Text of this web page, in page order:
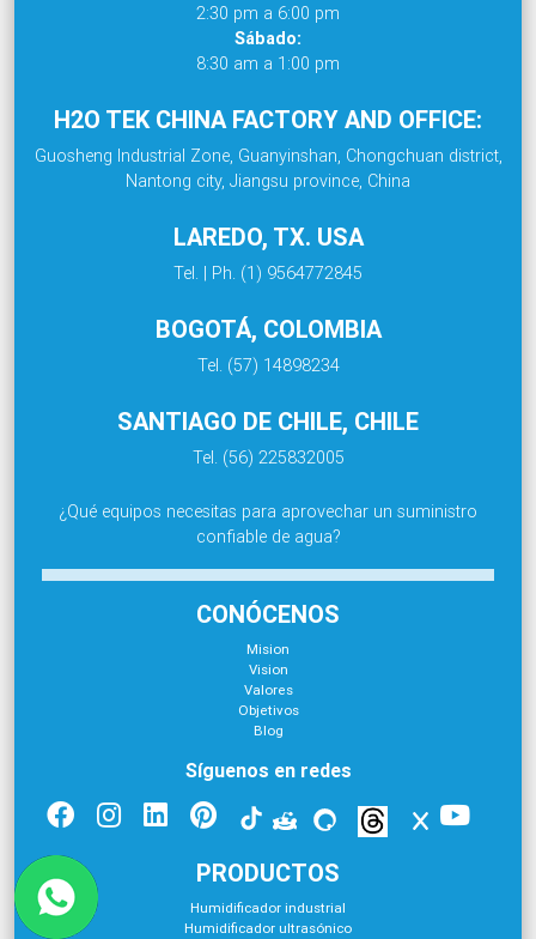
2:30 pm a 6:00 pm
Sábado:
8:30 am a 1:00 pm
H2O TEK CHINA FACTORY AND OFFICE:
Guosheng Industrial Zone, Guanyinshan, Chongchuan district,
Nantong city, Jiangsu province, China
LAREDO, TX. USA
Tel. | Ph. (1) 9564772845
BOGOTÁ, COLOMBIA
Tel. (57) 14898234
SANTIAGO DE CHILE, CHILE
Tel. (56) 225832005
¿Qué equipos necesitas para aprovechar un suministro
confiable de agua?
CONÓCENOS
Mision
Vision
Valores
Objetivos
Blog
Síguenos en redes
PRODUCTOS
Humidificador industrial
Humidificador ultrasónico